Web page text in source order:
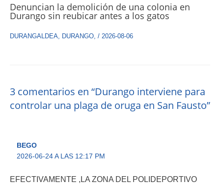
Denuncian la demolición de una colonia en
Durango sin reubicar antes a los gatos
DURANGALDEA, DURANGO, / 2026-08-06
3 comentarios en “Durango interviene para
controlar una plaga de oruga en San Fausto”
BEGO
2026-06-24 A LAS 12:17 PM
EFECTIVAMENTE ,LA ZONA DEL POLIDEPORTIVO